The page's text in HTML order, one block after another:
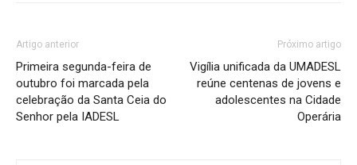
Artigo anterior
Primeira segunda-feira de
outubro foi marcada pela
celebração da Santa Ceia do
Senhor pela IADESL
Próximo artigo
Vigília unificada da UMADESL
reúne centenas de jovens e
adolescentes na Cidade
Operária